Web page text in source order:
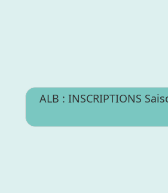
ALB : INSCRIPTIONS